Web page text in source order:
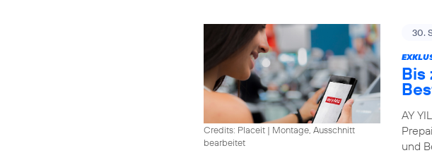
Credits: Placeit | Montage, Ausschnitt
bearbeitet
30.
Bis
AY
und